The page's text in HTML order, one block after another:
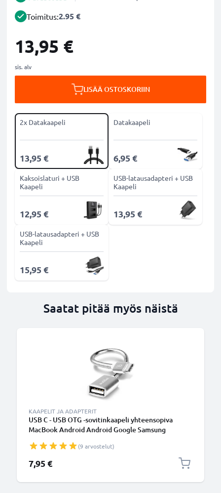
Toimitus:2.95 €
13,95 €
sis. alv
LISÄÄ OSTOSKORIIN
2x Datakaapeli
13,95 €
Datakaapeli
6,95 €
Kaksoislaturi + USB
Kaapeli
12,95 €
USB-latausadapteri + USB
Kaapeli
13,95 €
USB-latausadapteri + USB
Kaapeli
15,95 €
Saatat pitää myös näistä
KAAPELIT JA ADAPTERIT
USB C - USB OTG -sovitinkaapeli yhteensopiva
MacBook Android Android Google Samsung
kanssa, Hopea
(9 arvostelut)
7,95 €